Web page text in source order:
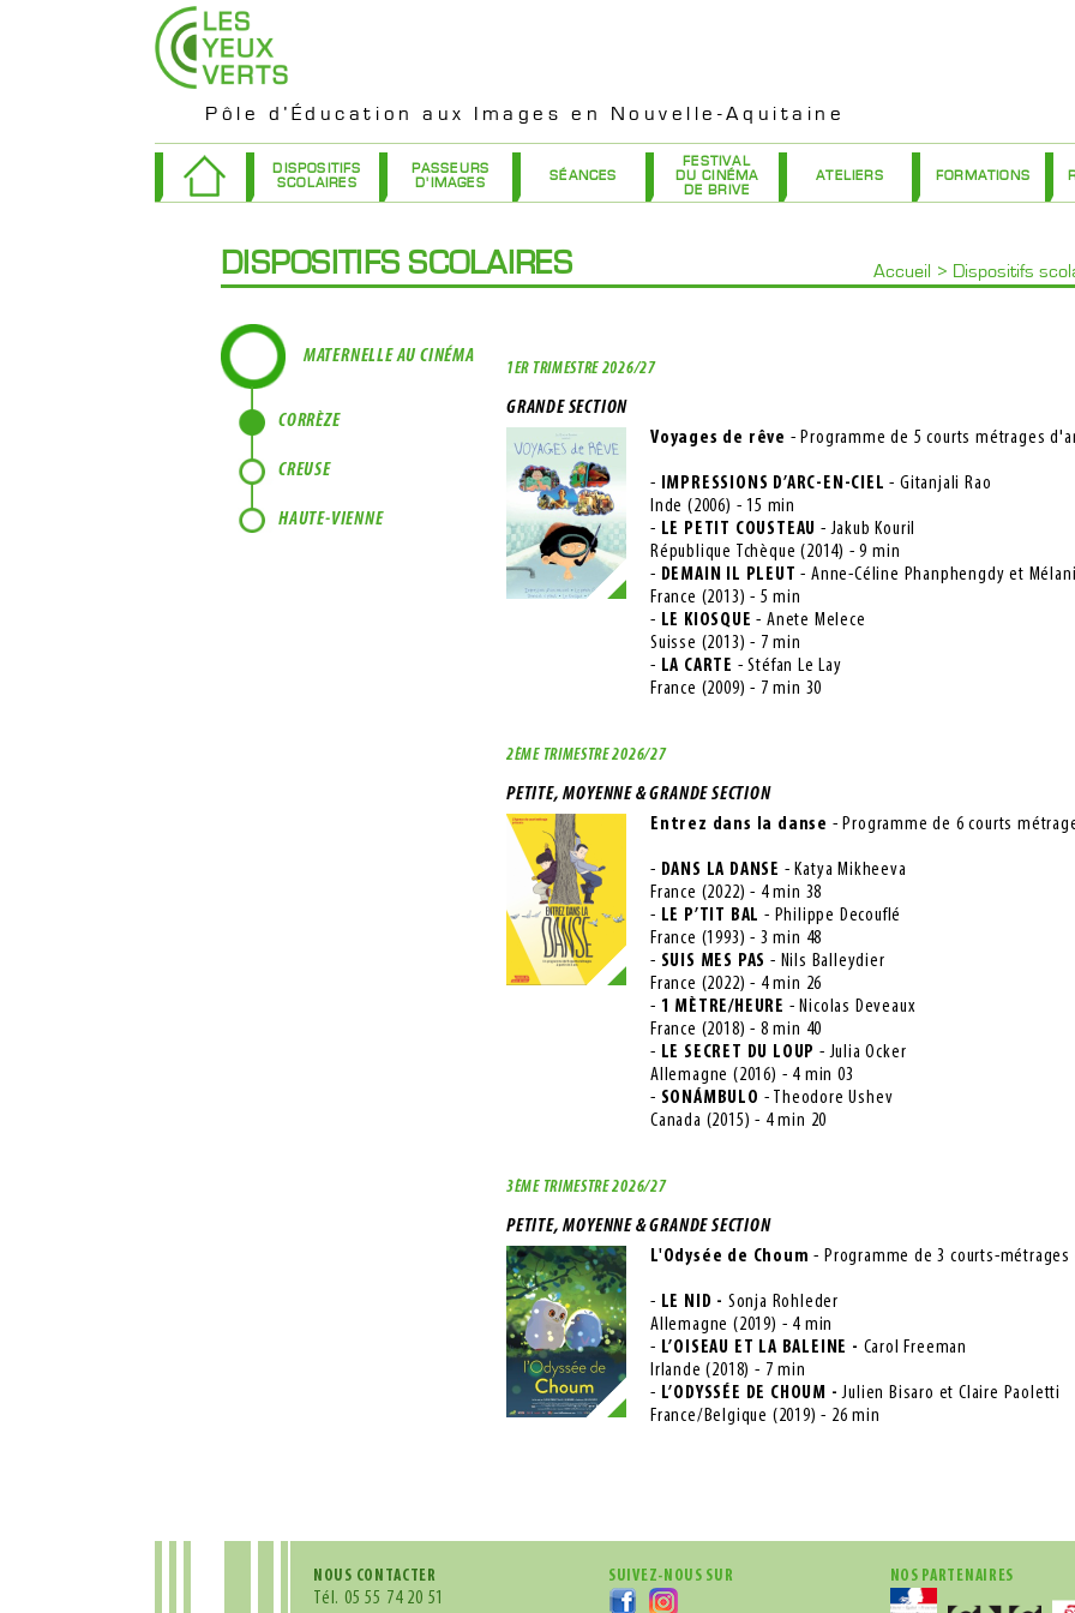
Pôle d’Éducation aux Images en Nouvelle-Aquitaine
DISPOSITIFS
SCOLAIRES
PASSEURS
D'IMAGES
SÉANCES
FESTIVAL
DU CINÉMA
DE BRIVE
ATELIERS FORMATIONS
DISPOSITIFS SCOLAIRES Accueil > Dispositifs
1ER TRIMESTRE 2026/27
GRANDE SECTION
Voyages de rêve - Programme de 5 courts métrages
- IMPRESSIONS D’ARC-EN-CIEL - Gitanjali Rao
Inde (2006) - 15 min
- LE PETIT COUSTEAU - Jakub Kouril
République Tchèque (2014) - 9 min
- DEMAIN IL PLEUT - Anne-Céline Phanphengdy et
France (2013) - 5 min
- LE KIOSQUE - Anete Melece
Suisse (2013) - 7 min
- LA CARTE - Stéfan Le Lay
France (2009) - 7 min 30
2ÈME TRIMESTRE 2026/27
PETITE, MOYENNE & GRANDE SECTION
Entrez dans la danse - Programme de 6 courts
- DANS LA DANSE - Katya Mikheeva
France (2022) - 4 min 38
- LE P’TIT BAL - Philippe Decouflé
France (1993) - 3 min 48
- SUIS MES PAS - Nils Balleydier
France (2022) - 4 min 26
- 1 MÈTRE/HEURE - Nicolas Deveaux
France (2018) - 8 min 40
- LE SECRET DU LOUP - Julia Ocker
Allemagne (2016) - 4 min 03
- SONÁMBULO - Theodore Ushev
Canada (2015) - 4 min 20
3ÈME TRIMESTRE 2026/27
PETITE, MOYENNE & GRANDE SECTION
L'Odysée de Choum- Programme de 3 courts-
- LE NID - Sonja Rohleder
Allemagne (2019) - 4 min
- L’OISEAU ET LA BALEINE - Carol Freeman
Irlande (2018) - 7 min
- L’ODYSSÉE DE CHOUM -Julien Bisaro et Claire Paoletti
France/Belgique (2019) - 26 min
MATERNELLE AU CINÉMA
CORRÈZE
CREUSE
HAUTE-VIENNE
NOUS CONTACTER
Tél. 05 55 74 20 51
SUIVEZ-NOUS SUR NOS PARTENAIRES